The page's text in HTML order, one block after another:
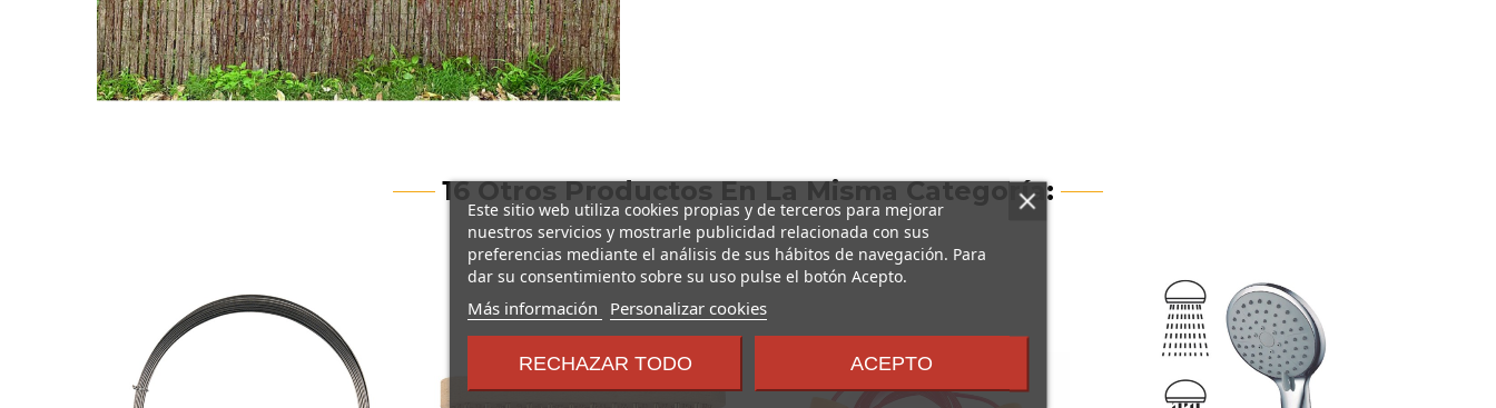
16 Otros Productos En La Misma Categoría:
Este sitio web utiliza cookies propias y de terceros para mejorar
nuestros servicios y mostrarle publicidad relacionada con sus
preferencias mediante el análisis de sus hábitos de navegación. Para
dar su consentimiento sobre su uso pulse el botón Acepto.
Más información
sobre
términos
y
condiciones
Personalizar cookies
RECHAZAR TODO ACEPTO